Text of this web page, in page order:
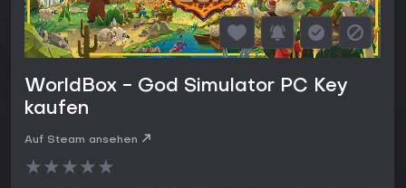
WorldBox - God Simulator PC Key
kaufen
Auf Steam ansehen
★★★★★